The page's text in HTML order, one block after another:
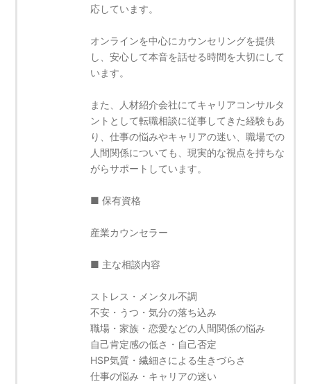
応しています。
オンラインを中心にカウンセリングを提供
し、安心して本音を話せる時間を大切にして
います。
また、人材紹介会社にてキャリアコンサルタ
ントとして転職相談に従事してきた経験もあ
り、仕事の悩みやキャリアの迷い、職場での
人間関係についても、現実的な視点を持ちな
がらサポートしています。
■ 保有資格
産業カウンセラー
■ 主な相談内容
ストレス・メンタル不調
不安・うつ・気分の落ち込み
職場・家族・恋愛などの人間関係の悩み
自己肯定感の低さ・自己否定
HSP気質・繊細さによる生きづらさ
仕事の悩み・キャリアの迷い